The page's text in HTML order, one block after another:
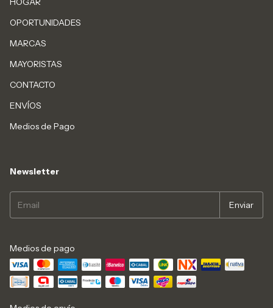
OPORTUNIDADES
MARCAS
MAYORISTAS
CONTACTO
ENVÍOS
Medios de Pago
Newsletter
Medios de pago